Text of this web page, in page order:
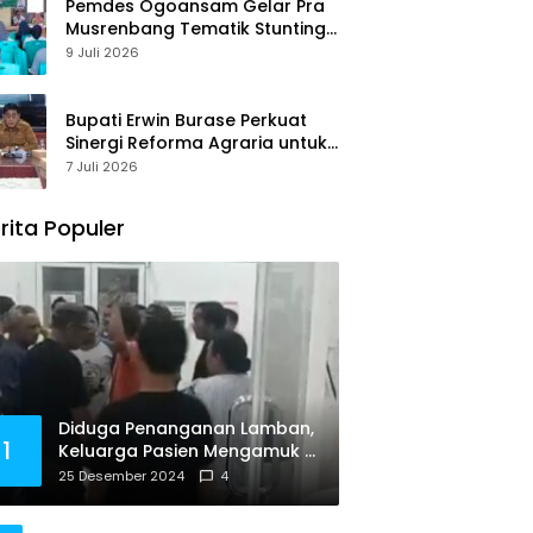
Pemdes Ogoansam Gelar Pra
Musrenbang Tematik Stunting
dan RKPDes 2027
9 Juli 2026
Bupati Erwin Burase Perkuat
Sinergi Reforma Agraria untuk
Kepastian Hak Atas Tanah
7 Juli 2026
Populer
1
Diduga Penanganan Lamban,
Keluarga Pasien Mengamuk di
Puskesmas Palasa
25 Desember 2024 4